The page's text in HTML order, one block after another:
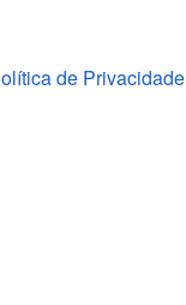
conteúdo
de Privacidade